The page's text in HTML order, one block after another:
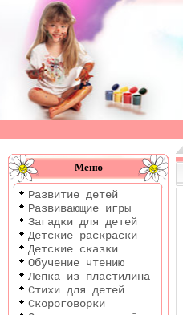
Оригами
|
Раскраски
Развитие
детей
Меню
Развитие детей
Развивающие игры
Загадки для детей
Детские раскраски
Детские сказки
Обучение чтению
Лепка из пластилина
Стихи для детей
Скороговорки